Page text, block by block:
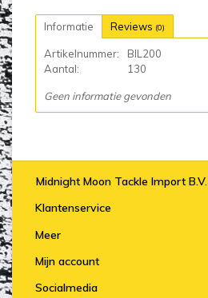
Informatie Reviews (0)
Artikelnummer:
BIL200
Aantal:
130
Geen informatie gevonden
Midnight Moon Tackle Import B.V.
Klantenservice
Meer
Mijn account
Socialmedia